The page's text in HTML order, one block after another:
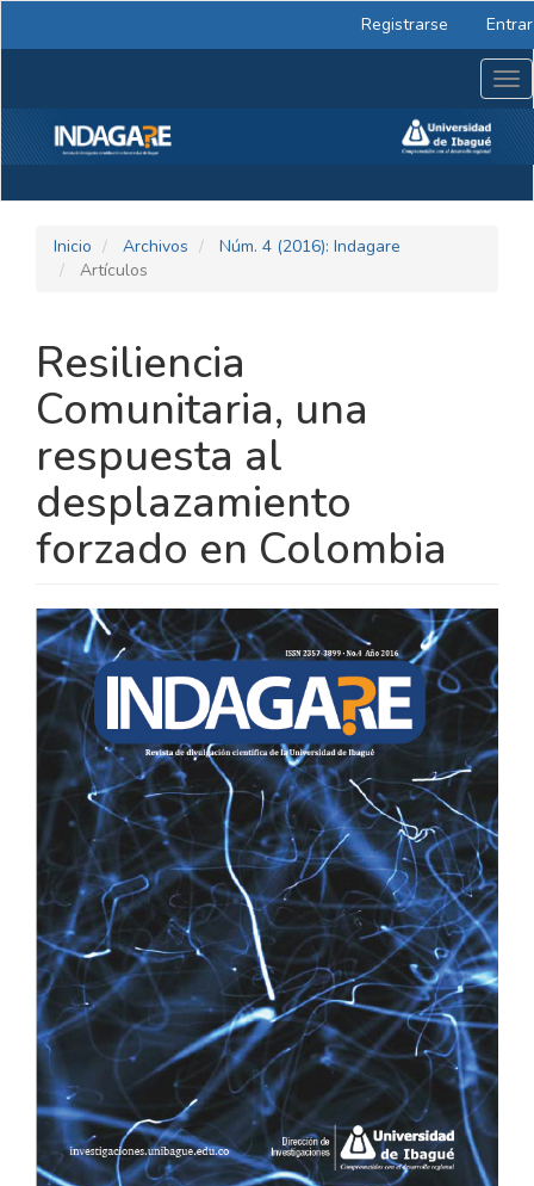
lateral
Registrarse Entrar
Inicio Archivos
Núm. 4 (2016): Indagare
Artículos
Resiliencia
Comunitaria, una
respuesta al
desplazamiento
forzado en Colombia
BARRA
LATERAL
DEL
ARTÍCULO